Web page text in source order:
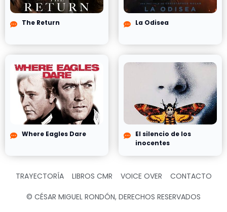
The Return La Odisea
Where Eagles Dare
El silencio de los
inocentes
TRAYECTORÍA LIBROS CMR VOICE OVER CONTACTO
© CÉSAR MIGUEL RONDÓN, DERECHOS RESERVADOS